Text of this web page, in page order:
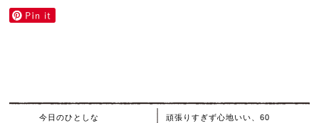
今日のひとしな
頑張りすぎず心地いい、60